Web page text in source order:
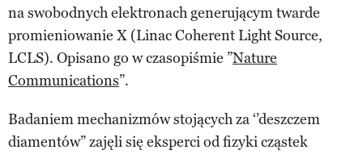
na swobodnych elektronach generującym twarde
promieniowanie X (Linac Coherent Light Source,
LCLS). Opisano go w czasopiśmie ”Nature
Communications”.
Badaniem mechanizmów stojących za ‘’deszczem
diamentów” zajęli się eksperci od fizyki cząstek